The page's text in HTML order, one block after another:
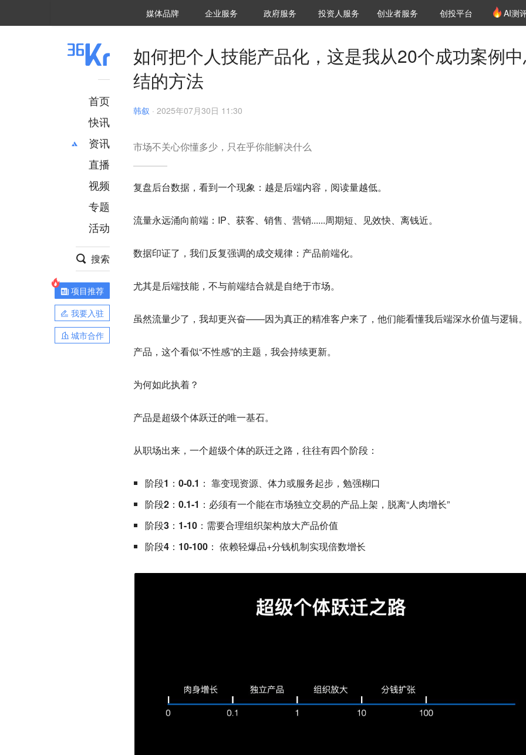
媒体品牌 36Kr研究院
企业服务 城市之窗
政府服务 VClub投资机构库
投资机构职位推介
投资人服务 创投氪堂
创业者服务 创投平台 AI测
首页
快讯
资讯
推荐
财经
项目推荐
安徽
直播
视频
专题
活动
搜索
项目推荐
我要入驻
城市合作
如何把个人技能产品化，这是我从20个成功案例
结的方法
韩叙 · 2025年07月30日 11:30
市场不关心你懂多少，只在乎你能解决什么
复盘后台数据，看到一个现象： 越是后端内容，阅读量越低。
流量永远涌向前端：IP、获客、销售、营销......周期短、见效快、离钱近。
数据印证了， 我们反复强调的成交规律：产品前端化。
尤其是后端技能，不与前端结合就是自绝于市场。
虽然流量少了，我却更兴奋——因为真正的精准客户来了，他们能看懂我后端深水价值与逻辑。
产品，这个看似“不性感”的主题，我会持续更新。
为何如此执着？
产品是超级个体跃迁的唯一基石。
从职场出来，一个超级个体的跃迁之路，往往有四个阶段：
阶段1：0-0.1 ： 靠变现资源、体力或服务起步，勉强糊口
阶段2：0.1-1： 必须有一个能在市场独立交易的产品上架，脱离“人肉增长”
阶段3：1-10： 需要合理组织架构放大产品价值
阶段4：10-100 ： 依赖轻爆品+分钱机制实现倍数增长